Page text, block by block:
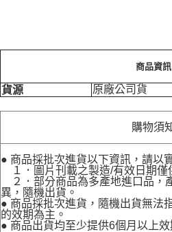
商品資訊
貨源 原廠公司貨
購物須
● 商品採批次進貨以下資訊，請以
１．圖片刊載之製造/有效日期僅
２．部分商品為多產地進口品，
異，隨機出貨。
● 商品採批次進貨，隨機出貨無法
的效期為主。
● 商品出貨均至少提供6個月以上效